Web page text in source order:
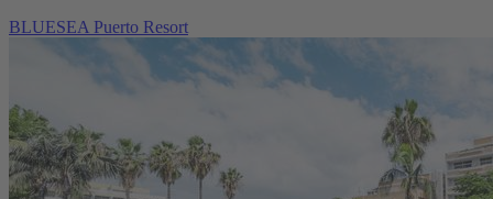
BLUESEA Puerto Resort